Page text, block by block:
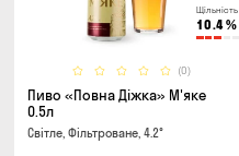
Щільність
10.4%
(0)
Пиво «Повна Діжка» М'яке
0.5л
Світле, Фільтроване, 4.2°